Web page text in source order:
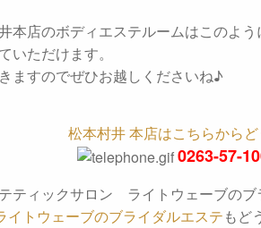
本店のボディエステルームはこのよ
いただけます。
ますのでぜひお越しくださいね♪
松本村井 本店はこちらから
0263-57-
ティックサロン ライトウェーブのブ
イトウェーブのブライダルエステもど